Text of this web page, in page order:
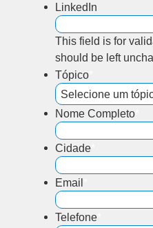
LinkedIn
This field is for
should be left
Tópico
Nome Completo
Cidade
Email
Telefone